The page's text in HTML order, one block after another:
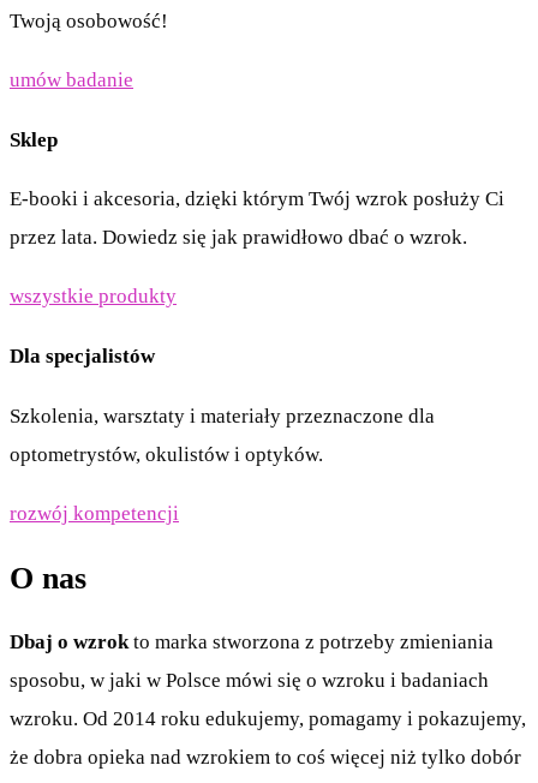
Twoją osobowość!
umów badanie
Sklep
E-booki i akcesoria, dzięki którym Twój wzrok posłuży Ci
przez lata. Dowiedz się jak prawidłowo dbać o wzrok.
wszystkie produkty
Dla specjalistów
Szkolenia, warsztaty i materiały przeznaczone dla
optometrystów, okulistów i optyków.
rozwój kompetencji
O nas
Dbaj o wzrokto marka stworzona z potrzeby zmieniania
sposobu, w jaki w Polsce mówi się o wzroku i badaniach
wzroku. Od 2014 roku edukujemy, pomagamy i pokazujemy,
że dobra opieka nad wzrokiem to coś więcej niż tylko dobór